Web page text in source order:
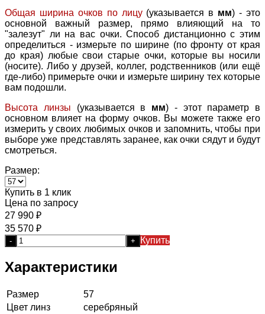
Общая ширина очков по лицу(указывается в мм) - это
основной важный размер, прямо влияющий на то
"залезут" ли на вас очки. Способ дистанционно с этим
определиться - измерьте по ширине (по фронту от края
до края) любые свои старые очки, которые вы носили
(носите). Либо у друзей, коллег, родственников (или ещё
где-либо) примерьте очки и измерьте ширину тех которые
вам подошли.
Высота линзы (указывается в мм) - этот параметр в
основном влияет на форму очков. Вы можете также его
измерить у своих любимых очков и запомнить, чтобы при
выборе уже представлять заранее, как очки сядут и будут
смотреться.
Размер:
Купить в 1 клик
Цена по запросу
27 990 ₽
35 570 ₽
- + Купить
Характеристики
Размер
57
Цвет линз
серебряный